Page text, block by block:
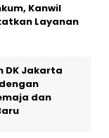
Kanwil
Layanan
DK Jakarta
dengan
dan